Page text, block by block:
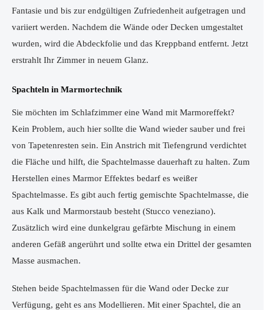
Fantasie und bis zur endgültigen Zufriedenheit aufgetragen und
variiert werden. Nachdem die Wände oder Decken umgestaltet
wurden, wird die Abdeckfolie und das Kreppband entfernt. Jetzt
erstrahlt Ihr Zimmer in neuem Glanz.
Spachteln in Marmortechnik
Sie möchten im Schlafzimmer eine Wand mit Marmoreffekt?
Kein Problem, auch hier sollte die Wand wieder sauber und frei
von Tapetenresten sein. Ein Anstrich mit Tiefengrund verdichtet
die Fläche und hilft, die Spachtelmasse dauerhaft zu halten. Zum
Herstellen eines Marmor Effektes bedarf es weißer
Spachtelmasse. Es gibt auch fertig gemischte Spachtelmasse, die
aus Kalk und Marmorstaub besteht (Stucco veneziano).
Zusätzlich wird eine dunkelgrau gefärbte Mischung in einem
anderen Gefäß angerührt und sollte etwa ein Drittel der gesamten
Masse ausmachen.
Stehen beide Spachtelmassen für die Wand oder Decke zur
Verfügung, geht es ans Modellieren. Mit einer Spachtel, die an